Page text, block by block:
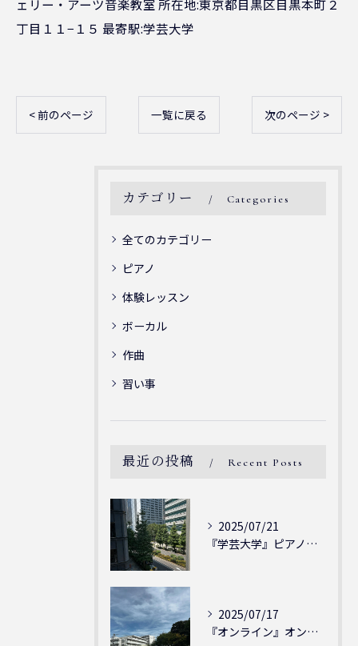
ェリー・アーツ音楽教室 所在地:東京都目黒区目黒本町２
丁目１１−１５ 最寄駅:学芸大学
< 前のページ 一覧に戻る 次のページ >
カテゴリー Categories
全てのカテゴリー
ピアノ
体験レッスン
ボーカル
作曲
習い事
最近の投稿 Recent Posts
2025/07/21
『学芸大学』ピアノを弾ける喜び - シェリー・アーツ音楽教室...
2025/07/17
『オンライン』オンラインの会員様大募集中！シェリー・アーツ音...